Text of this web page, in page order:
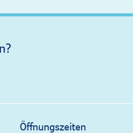
Öffnungszeiten